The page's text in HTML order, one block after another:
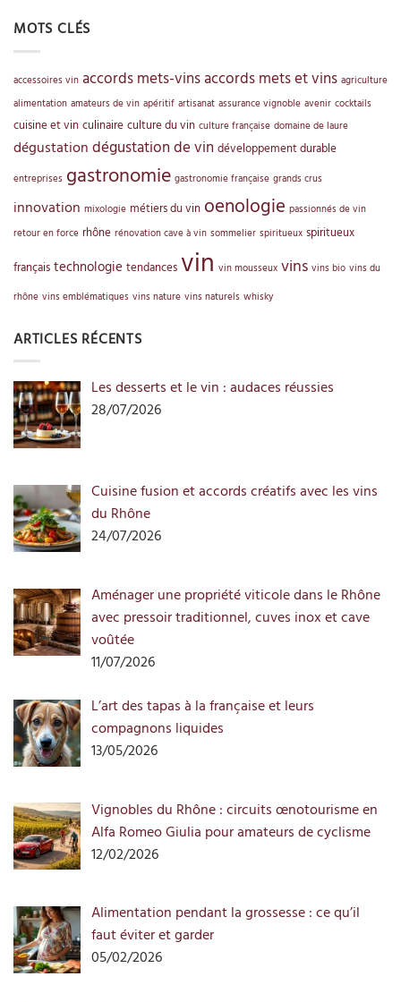
MOTS CLÉS
accessoires vin accords mets-vinsaccords mets et vins agriculture
alimentation amateurs de vin apéritif artisanat assurance vignoble avenir cocktails
cuisine et vin culinaire culture du vin culture française domaine de laure
dégustation dégustation de vin développement durable
entreprises gastronomie gastronomie française grands crus
innovation mixologie métiers du vin oenologie passionnés de vin
retour en force rhône rénovation cave à vin sommelier spiritueux spiritueux
français technologie tendances vin vin mousseux vins vins bio vins du
rhône vins emblématiques vins nature vins naturels whisky
ARTICLES RÉCENTS
Les desserts et le vin : audaces réussies
28/07/2026
Cuisine fusion et accords créatifs avec les vins
du Rhône
24/07/2026
Aménager une propriété viticole dans le Rhône
avec pressoir traditionnel, cuves inox et cave
voûtée
11/07/2026
L’art des tapas à la française et leurs
compagnons liquides
13/05/2026
Vignobles du Rhône : circuits œnotourisme en
Alfa Romeo Giulia pour amateurs de cyclisme
12/02/2026
Alimentation pendant la grossesse : ce qu’il
faut éviter et garder
05/02/2026